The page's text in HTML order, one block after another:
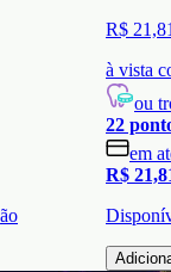
R$ 21,81
à vista
ou
22
em
R$